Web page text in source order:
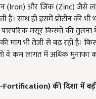
(Iron) और जिंक (Zinc) जैसे
है। साथ ही इसमें प्रोटीन की भी
मसूर किस्मों की तुलना
मांग भी तेजी से बढ़ रही है।
वे कम लागत में अधिक मुनाफा
Fortification)की दिशा में